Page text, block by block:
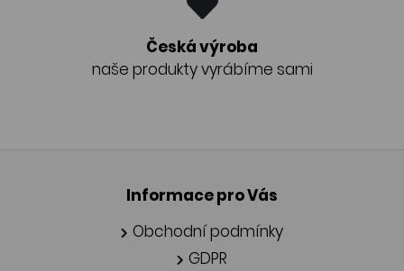
Česká výroba
naše produkty vyrábíme sami
Informace pro Vás
Obchodní podmínky
GDPR